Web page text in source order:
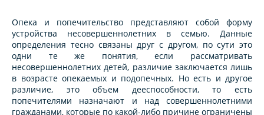
Опека и попечительство представляют собой форму
устройства несовершеннолетних в семью. Данные
определения тесно связаны друг с другом, по сути это
одни те же понятия, если рассматривать
несовершеннолетних детей, различие заключается лишь
в возрасте опекаемых и подопечных. Но есть и другое
различие, это объем дееспособности, то есть
попечителями назначают и над совершеннолетними
гражданами, которые по какой-либо причине ограничены